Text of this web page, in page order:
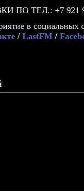
ПО ТЕЛ.: +7 921
в социальных
/ LastFM /